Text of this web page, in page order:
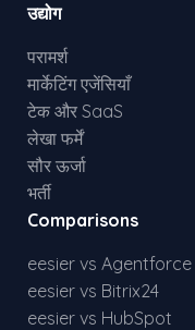
उद्योग
परामर्श
मार्केटिंग एजेंसियाँ
टेक और SaaS
लेखा फर्में
सौर ऊर्जा
भर्ती
Comparisons
eesier vs Agentforce
eesier vs Bitrix24
eesier vs HubSpot